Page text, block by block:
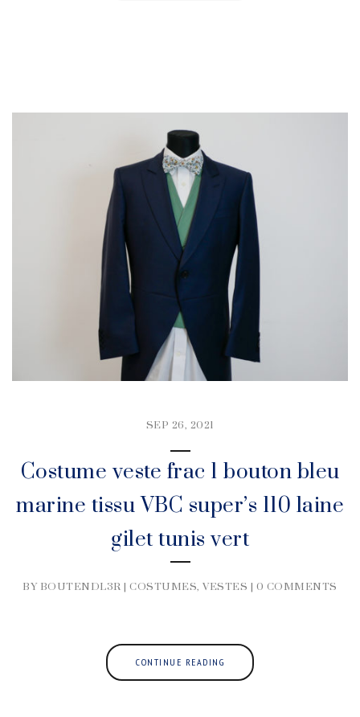
SEP 26, 2021
Costume veste frac 1 bouton bleu
marine tissu VBC super’s 110 laine
gilet tunis vert
BY BOUTENDL3R |COSTUMES,VESTES | 0 COMMENTS
CONTINUE READING